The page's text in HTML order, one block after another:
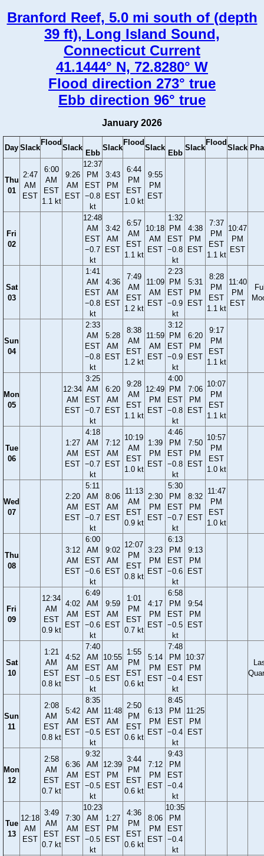
Branford Reef, 5.0 mi south of (depth
39 ft), Long Island Sound,
Connecticut Current
41.1444° N, 72.8280° W
Flood direction 273° true
Ebb direction 96° true
January 2026
Day Slack
Flood
Slack
Ebb
Slack
Flood
Slack
Ebb
Slack
Flood
Slack
Thu
01
2:47
AM
EST
6:00
AM
EST
1.1 kt
9:26
AM
EST
12:37
PM
EST
−0.8
kt
3:43
PM
EST
6:44
PM
EST
1.0 kt
9:55
PM
EST
Fri
02
12:48
AM
EST
−0.7
kt
3:42
AM
EST
6:57
AM
EST
1.1 kt
10:18
AM
EST
1:32
PM
EST
−0.8
kt
4:38
PM
EST
7:37
PM
EST
1.1 kt
10:47
PM
EST
Sat
03
1:41
AM
EST
−0.8
kt
4:36
AM
EST
7:49
AM
EST
1.2 kt
11:09
AM
EST
2:23
PM
EST
−0.9
kt
5:31
PM
EST
8:28
PM
EST
1.1 kt
11:40
PM
EST
Sun
04
2:33
AM
EST
−0.8
kt
5:28
AM
EST
8:38
AM
EST
1.2 kt
11:59
AM
EST
3:12
PM
EST
−0.9
kt
6:20
PM
EST
9:17
PM
EST
1.1 kt
Mon
05
12:34
AM
EST
3:25
AM
EST
−0.7
kt
6:20
AM
EST
9:28
AM
EST
1.1 kt
12:49
PM
EST
4:00
PM
EST
−0.8
kt
7:06
PM
EST
10:07
PM
EST
1.1 kt
Tue
06
1:27
AM
EST
4:18
AM
EST
−0.7
kt
7:12
AM
EST
10:19
AM
EST
1.0 kt
1:39
PM
EST
4:46
PM
EST
−0.8
kt
7:50
PM
EST
10:57
PM
EST
1.0 kt
Wed
07
2:20
AM
EST
5:11
AM
EST
−0.7
kt
8:06
AM
EST
11:13
AM
EST
0.9 kt
2:30
PM
EST
5:30
PM
EST
−0.7
kt
8:32
PM
EST
11:47
PM
EST
1.0 kt
Thu
08
3:12
AM
EST
6:00
AM
EST
−0.6
kt
9:02
AM
EST
12:07
PM
EST
0.8 kt
3:23
PM
EST
6:13
PM
EST
−0.6
kt
9:13
PM
EST
Fri
09
12:34
AM
EST
0.9 kt
4:02
AM
EST
6:49
AM
EST
−0.6
kt
9:59
AM
EST
1:01
PM
EST
0.7 kt
4:17
PM
EST
6:58
PM
EST
−0.5
kt
9:54
PM
EST
Sat
10
1:21
AM
EST
0.8 kt
4:52
AM
EST
7:40
AM
EST
−0.5
kt
10:55
AM
EST
1:55
PM
EST
0.6 kt
5:14
PM
EST
7:48
PM
EST
−0.4
kt
10:37
PM
EST
Sun
11
2:08
AM
EST
0.8 kt
5:42
AM
EST
8:35
AM
EST
−0.5
kt
11:48
AM
EST
2:50
PM
EST
0.6 kt
6:13
PM
EST
8:45
PM
EST
−0.4
kt
11:25
PM
EST
Mon
12
2:58
AM
EST
0.7 kt
6:36
AM
EST
9:32
AM
EST
−0.5
kt
12:39
PM
EST
3:44
PM
EST
0.6 kt
7:12
PM
EST
9:43
PM
EST
−0.4
kt
Tue
13
12:18
AM
EST
3:49
AM
EST
0.7 kt
7:30
AM
EST
10:23
AM
EST
−0.5
kt
1:27
PM
EST
4:36
PM
EST
0.6 kt
8:06
PM
EST
10:35
PM
EST
−0.4
kt